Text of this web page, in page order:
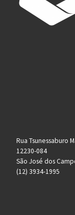
Rua Tsunessaburo
12230-084
São José dos
(12) 3934-1995